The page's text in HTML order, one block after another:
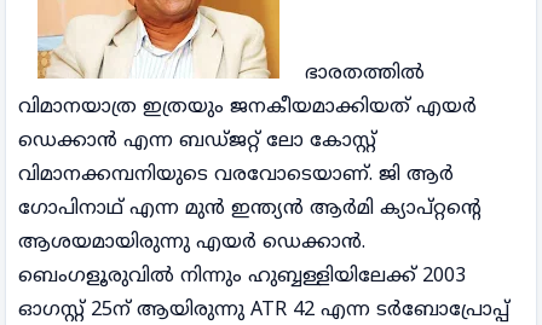
ഭാരതത്തിൽ
വിമാനയാത്ര ഇത്രയും ജനകീയമാക്കിയത് എയർ
ഡെക്കാൻ എന്ന ബഡ്ജറ്റ് ലോ കോസ്റ്റ്
വിമാനക്കമ്പനിയുടെ വരവോടെയാണ്. ജി ആർ
ഗോപിനാഥ് എന്ന മുൻ ഇന്ത്യൻ ആർമി ക്യാപ്റ്റന്റെ
ആശയമായിരുന്നു എയർ ഡെക്കാൻ.
ബെംഗളൂരുവിൽ നിന്നും ഹുബ്ബള്ളിയിലേക്ക് 2003
ഓഗസ്റ്റ് 25ന് ആയിരുന്നു ATR 42 എന്ന ടർബോപ്രോപ്പ്